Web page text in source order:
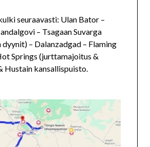
seuraavasti: Ulan Bator –
– Tsagaan Suvarga
– Dalanzadgad – Flaming
Springs (jurttamajoitus &
Hustain kansallispuisto.